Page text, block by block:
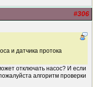
#306
и датчика протока
отключать насос? И если
алгоритм проверки